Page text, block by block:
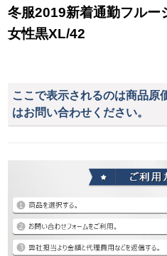
冬服2019新着通勤フルー
女性黒XL/42
ここで表示されるのは商品原
はお問い合わせください。